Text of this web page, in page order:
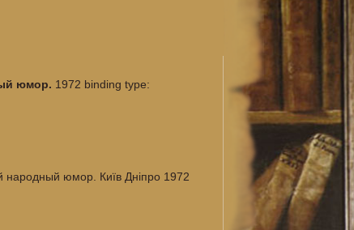
юмор. 1972 binding type:
народный юмор. Київ Дніпро 1972